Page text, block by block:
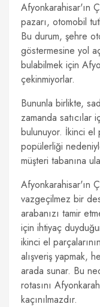
Afyonkarahisar'ın
pazarı, otomobil
Bu durum, şehre
göstermesine yol
bulabilmek için
çekinmiyorlar.
Bununla birlikte,
zamanda satıcılar
bulunuyor. İkinci el
popülerliği
müşteri tabanına
Afyonkarahisar'ın
vazgeçilmez bir
arabanızı tamir
için ihtiyaç
ikinci el
alışveriş yapmak,
arada sunar. Bu
rotasını
kaçınılmazdır.